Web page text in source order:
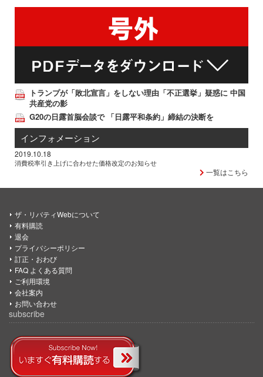
トランプが「敗北宣言」をしない理由「不正選挙」疑惑に 中国
共産党の影
G20の日露首脳会談で 「日露平和条約」締結の決断を
インフォメーション
2019.10.18
消費税率引き上げに合わせた価格改定のお知らせ
一覧はこちら
ザ・リバティWebについて
有料購読
退会
プライバシーポリシー
訂正・おわび
FAQ よくある質問
ご利用環境
会社案内
お問い合わせ
subscribe